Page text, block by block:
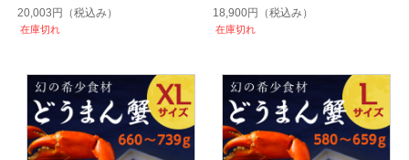
20,003円 （税込み）
在庫切れ
740~819g
18,900円 （税込み）
在庫切れ